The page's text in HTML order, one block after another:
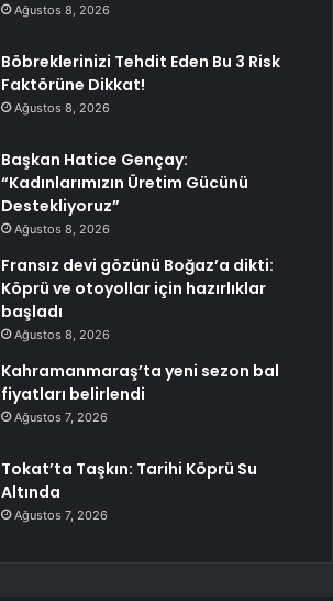
Ağustos 8, 2026
Böbreklerinizi Tehdit Eden Bu 3 Risk
Faktörüne Dikkat!
Ağustos 8, 2026
Başkan Hatice Gençay:
“Kadınlarımızın Üretim Gücünü
Destekliyoruz”
Ağustos 8, 2026
Fransız devi gözünü Boğaz’a dikti:
Köprü ve otoyollar için hazırlıklar
başladı
Ağustos 8, 2026
Kahramanmaraş’ta yeni sezon bal
fiyatları belirlendi
Ağustos 7, 2026
Tokat’ta Taşkın: Tarihi Köprü Su
Altında
Ağustos 7, 2026